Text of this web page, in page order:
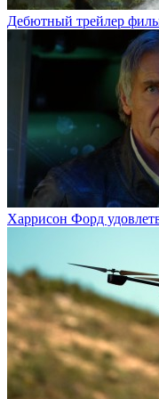
Дебютный трейлер
Харрисон Форд